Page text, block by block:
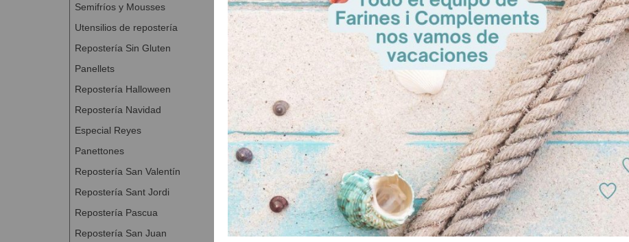
Semifríos y Mousses
Utensilios de repostería
Repostería Sin Gluten
Panellets
Repostería Halloween
Repostería Navidad
Especial Reyes
Panettones
Repostería San Valentín
Repostería Sant Jordi
Repostería Pascua
Repostería San Juan